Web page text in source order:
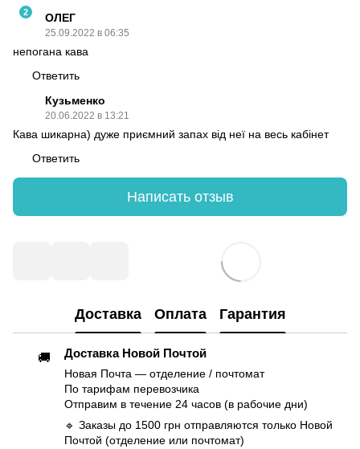
2 ОЛЕГ
25.09.2022 в 06:35
непогана кава
Ответить
Кузьменко
20.06.2022 в 13:21
Кава шикарна) дуже приємний запах від неї на весь кабінет
Ответить
Написать отзыв
Доставка Оплата Гарантия
🚚 Доставка Новой Почтой
Новая Почта — отделение / почтомат
По тарифам перевозчика
Отправим в течение 24 часов (в рабочие дни)
🔹 Заказы до 1500 грн отправляются только Новой
Почтой (отделение или почтомат)